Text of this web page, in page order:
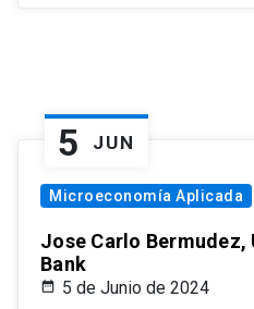
5 JUN
Microeconomía Aplicada
Jose Carlo Bermudez,
Bank
5 de Junio de 2024